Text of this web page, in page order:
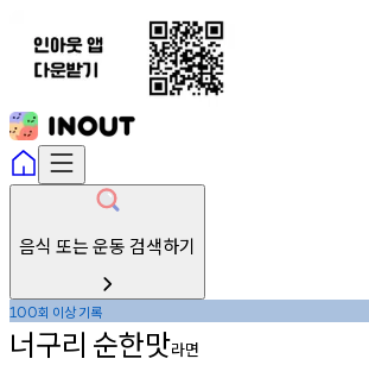
음식 또는 운동 검색하기
100회 이상기록
너구리 순한맛라면